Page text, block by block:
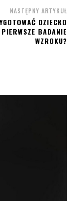
NASTĘPNY ARTYKUŁ
DZIECKO
BADANIE
WZROKU?